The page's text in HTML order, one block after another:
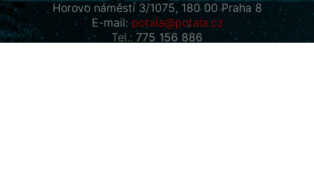
Horovo náměstí 3/1075, 180 00 Praha 8
E-mail: potala@potala.cz
Tel.: 775 156 886